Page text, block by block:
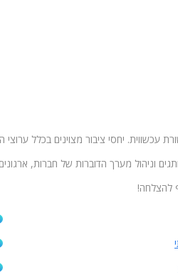
עכשווית. יחסי ציבור מצוינים בכלל
וניהול מערך הדוברות של חברות,
להצלחה!